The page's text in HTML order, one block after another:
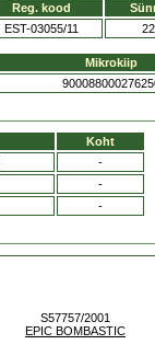
Reg. kood
EST-03055/11
Mikrokiip
Koht
-
-
-
S57757/2001
EPIC BOMBASTIC